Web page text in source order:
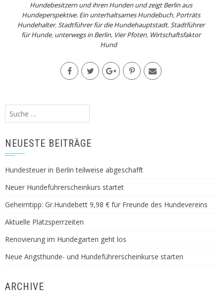
Hundebesitzern und ihren Hunden und zeigt Berlin aus
Hundeperspektive. Ein unterhaltsames Hundebuch, Porträts
Hundehalter,Stadtführer für die Hundehauptstadt,Stadtführer
für Hunde, unterwegs in Berlin, Vier Pfoten, Wirtschaftsfaktor
Hund
Suche
nach:
NEUESTE BEITRÄGE
Hundesteuer in Berlin teilweise abgeschafft
Neuer Hundeführerscheinkurs startet
Geheimtipp: Gr.Hundebett 9,98 € für Freunde des Hundevereins
Aktuelle Platzsperrzeiten
Renovierung im Hundegarten geht los
Neue Angsthunde- und Hundeführerscheinkurse starten
ARCHIVE